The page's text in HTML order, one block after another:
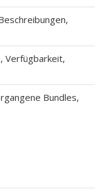
Verfügbarkeit,
Bundles,